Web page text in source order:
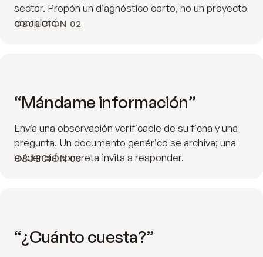
OBJECIÓN 02
sector. Propón un diagnóstico corto, no un proyecto
completo.
OBJECIÓN 03
“Mándame información”
Envía una observación verificable de su ficha y una
pregunta. Un documento genérico se archiva; una
evidencia concreta invita a responder.
“¿Cuánto cuesta?”